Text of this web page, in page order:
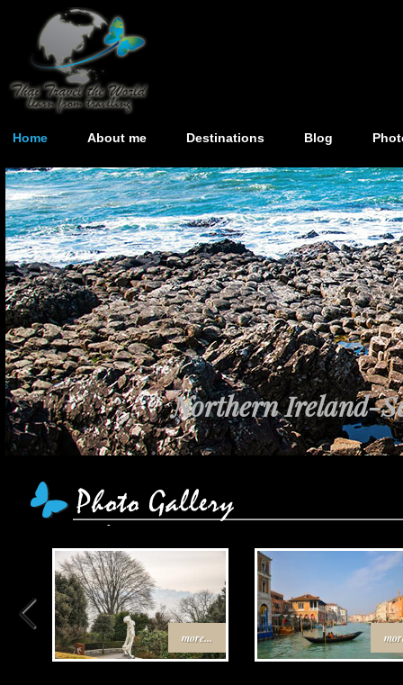
Home About me Destinations Blog
Northern Ireland-
เส้นทาง Egypt-
more...